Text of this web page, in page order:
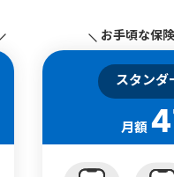
お手頃な保
スタンダ
月額